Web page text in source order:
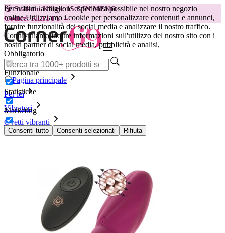
Per offrirti la migliore esperienza possibile nel nostro negozio
online.Utilizziamo i cookie per personalizzare contenuti e annunci,
fornire funzionalità dei social media e analizzare il nostro traffico.
Condividiamo inoltre informazioni sull'utilizzo del nostro sito con i
nostri partner di social media, pubblicità e analisi,
Obbligatorio
Funzionale
Statistiche
Marketing
Consenti tutto Consenti selezionati Rifiuta
😽Svakom Klitty: 15 € IN MENO
Codice: KLITTY →
Pagina principale
Per lei
Vibratori
Ovetti vibranti
Ovetto vibrante Rithual Sita Pearls